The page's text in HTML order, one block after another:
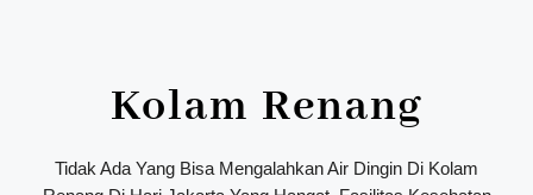
Kolam Renang
Tidak Ada Yang Bisa Mengalahkan Air Dingin Di Kolam